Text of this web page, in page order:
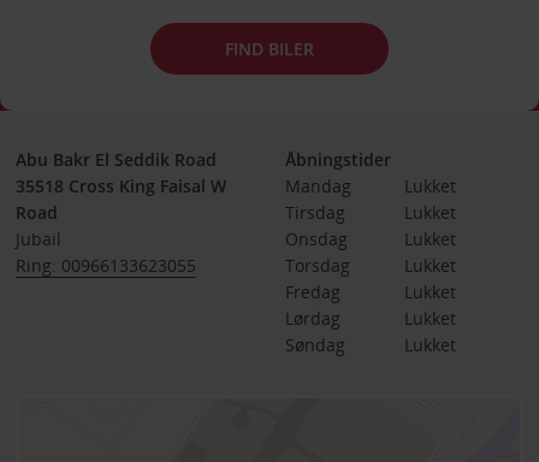
FIND BILER
Abu Bakr El Seddik Road
35518 Cross King Faisal W
Road
Jubail
Ring: 00966133623055
Åbningstider
Mandag
Lukket
Tirsdag
Lukket
Onsdag
Lukket
Torsdag
Lukket
Fredag
Lukket
Lørdag
Lukket
Søndag
Lukket